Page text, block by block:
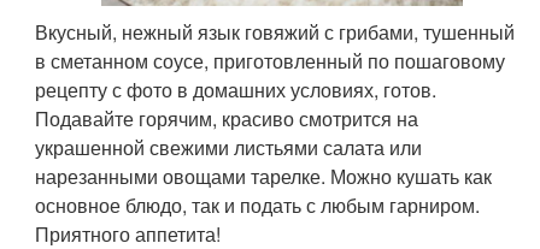
Вкусный, нежный язык говяжий с грибами, тушенный
в сметанном соусе, приготовленный по пошаговому
рецепту с фото в домашних условиях, готов.
Подавайте горячим, красиво смотрится на
украшенной свежими листьями салата или
нарезанными овощами тарелке. Можно кушать как
основное блюдо, так и подать с любым гарниром.
Приятного аппетита!